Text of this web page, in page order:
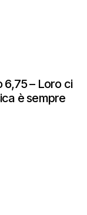
– Loro ci
è sempre